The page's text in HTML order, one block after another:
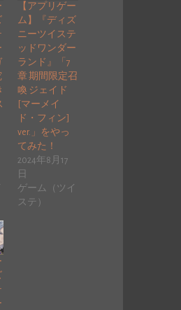
【アプリゲー
ム】『ディズ
ニーツイステ
ッドワンダー
ランド』「7
章 期間限定召
喚 ジェイド
[マーメイ
ド・フィン]
ver.」をやっ
てみた！
2024年8月17
日
ゲーム（ツイ
ステ）